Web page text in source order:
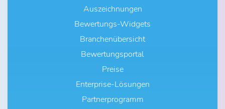
Auszeichnungen
Bewertungs-Widgets
Branchenübersicht
Bewertungsportal
Preise
Enterprise-Lösungen
Partnerprogramm